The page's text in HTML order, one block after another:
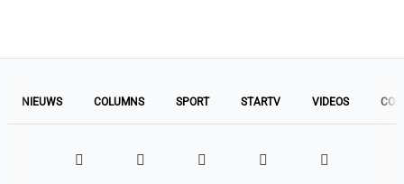
NIEUWS COLUMNS SPORT STARTV VIDEOS